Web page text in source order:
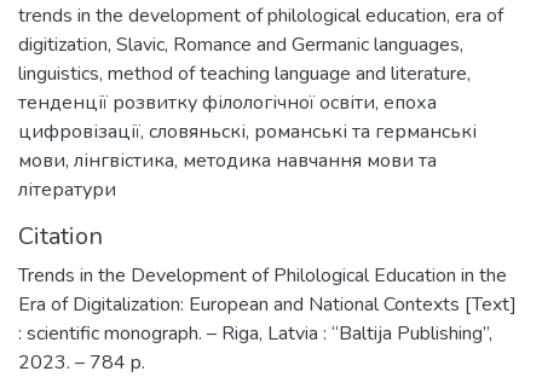
trends in the development of philological education, era of
digitization, Slavic, Romance and Germanic languages,
linguistics, method of teaching language and literature,
тенденції розвитку філологічної освіти, епоха
цифровізації, словяньскі, романські та германські
мови, лінгвістика, методика навчання мови та
літератури
Citation
Trends in the Development of Philological Education in the
Era of Digitalization: European and National Contexts [Text]
: scientific monograph. – Riga, Latvia : “Baltija Publishing”,
2023. – 784 p.